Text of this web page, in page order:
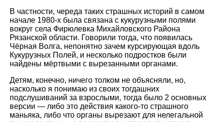
В частности, череда таких страшных историй в самом
начале 1980-х была связана с кукурузными полями
вокруг села Фирюлевка Михайловского Района
Рязанской области. Говорили тогда, что появилась
Чёрная Волга, непонятно зачем курсирующая вдоль
Кукурузных Полей, и несколько подростков были
найдены мёртвыми с вырезанными органами.
Детям, конечно, ничего толком не объясняли, но,
насколько я понимаю из своих тогдашних
подслушиваний за взрослыми, тогда было 2 основных
версии — либо это действия какого-то страшного
маньяка, либо что органы вырезают для нелегальной